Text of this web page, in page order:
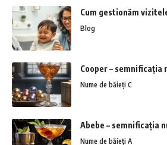
Cum gestionăm
Blog
Cooper – semnificația
Nume de băieți C
Abebe – semnificația
Nume de băieți A